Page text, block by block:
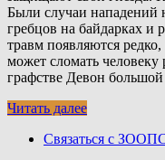
Были случаи нападений
гребцов на байдарках и
травм появляются
может сломать
графстве Девон
Читать далее
Связаться с